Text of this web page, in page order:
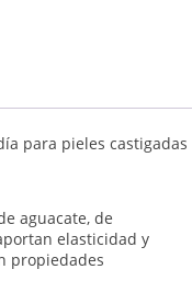
para pieles castigadas
aguacate, de
elasticidad y
propiedades